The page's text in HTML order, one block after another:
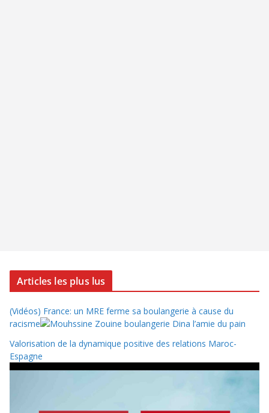
Articles les plus lus
(Vidéos) France: un MRE ferme sa boulangerie à cause du
racisme
Valorisation de la dynamique positive des relations Maroc-
Espagne